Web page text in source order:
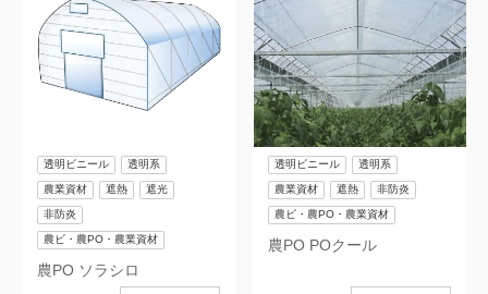
農PO ソラシロ
透明ビニール 透明系
農業資材 遮熱 遮光
非防炎
農ビ・農PO・農業資材 農PO POクール
透明ビニール 透明系
農業資材 遮熱 非防炎
農ビ・農PO・農業資材